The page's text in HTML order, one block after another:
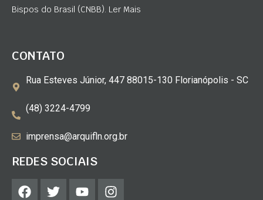
Bispos do Brasil (CNBB). Ler Mais
CONTATO
Rua Esteves Júnior, 447 88015-130 Florianópolis - SC
(48) 3224-4799
imprensa@arquifln.org.br
REDES SOCIAIS